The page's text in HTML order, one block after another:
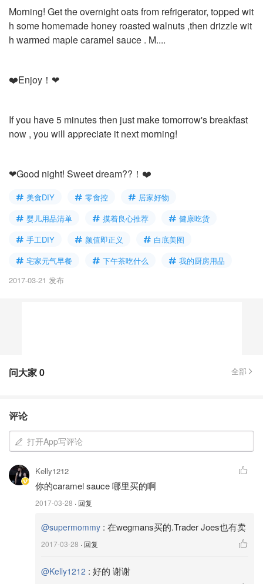
Morning! Get the overnight oats from refrigerator, topped wit
h some homemade honey roasted walnuts ,then drizzle wit
h warmed maple caramel sauce . M....
❤️Enjoy！❤
If you have 5 minutes then just make tomorrow's breakfast
now , you will appreciate it next morning!
❤Good night! Sweet dream??！❤️
美食DIY 零食控
居家好物
婴儿用品清单
摸着良心推荐
健康吃货
手工DIY
颜值即正义
白底美图
宅家元气早餐
下午茶吃什么
我的厨房用品
2017-03-21 发布
问大家0 全部
评论
打开App写评论
Kelly1212
你的caramel sauce 哪里买的啊
2017-03-28 · 回复
@supermommy : 在wegmans买的.Trader Joes也有卖
2017-03-28 · 回复
@Kelly1212 : 好的 谢谢